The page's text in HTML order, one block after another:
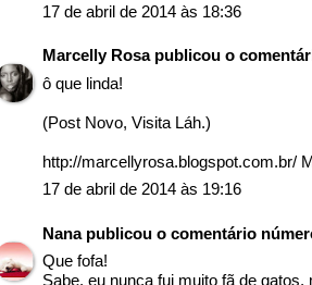
17 de abril de 2014 às 18:36
Marcelly Rosa publicou o
ô que linda!
(Post Novo, Visita Láh.)
http://marcellyrosa.blogspot.com.br/
17 de abril de 2014 às 19:16
Nana publicou o comentário
Que fofa!
Sabe, eu nunca fui muito fã de